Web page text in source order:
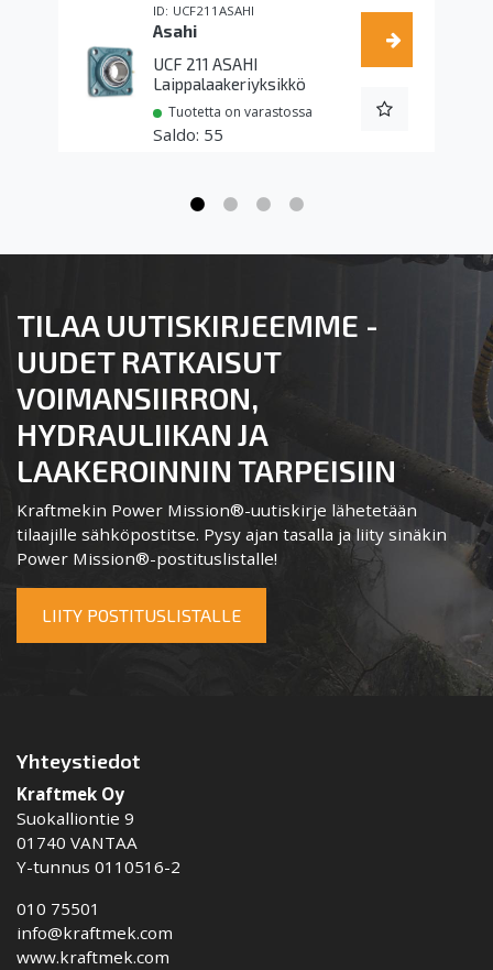
UCF211ASAHI
Asahi
UCF 211 ASAHI
Laippalaakeriyksikkö
Tuotetta on varastossa
55
TILAA UUTISKIRJEEMME -
UUDET RATKAISUT
VOIMANSIIRRON,
HYDRAULIIKAN JA
LAAKEROINNIN TARPEISIIN
Kraftmekin Power Mission®-uutiskirje lähetetään
tilaajille sähköpostitse. Pysy ajan tasalla ja liity sinäkin
Power Mission®-postituslistalle!
LIITY POSTITUSLISTALLE
Yhteystiedot
Kraftmek Oy
Suokalliontie 9
01740 VANTAA
Y-tunnus 0110516-2
010 75501
info@kraftmek.com
www.kraftmek.com